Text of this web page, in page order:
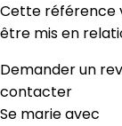
Cette référence
être mis en
Demander un
contacter
Se marie avec